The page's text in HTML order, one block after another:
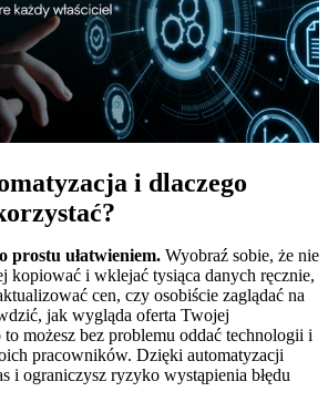
i dlaczego
prostu ułatwieniem. Wyobraź sobie, że nie
kopiować i wklejać tysiąca danych ręcznie,
cen, czy osobiście zaglądać na
jak wygląda oferta Twojej
możesz bez problemu oddać technologii i
pracowników. Dzięki automatyzacji
i ograniczysz ryzyko wystąpienia błędu